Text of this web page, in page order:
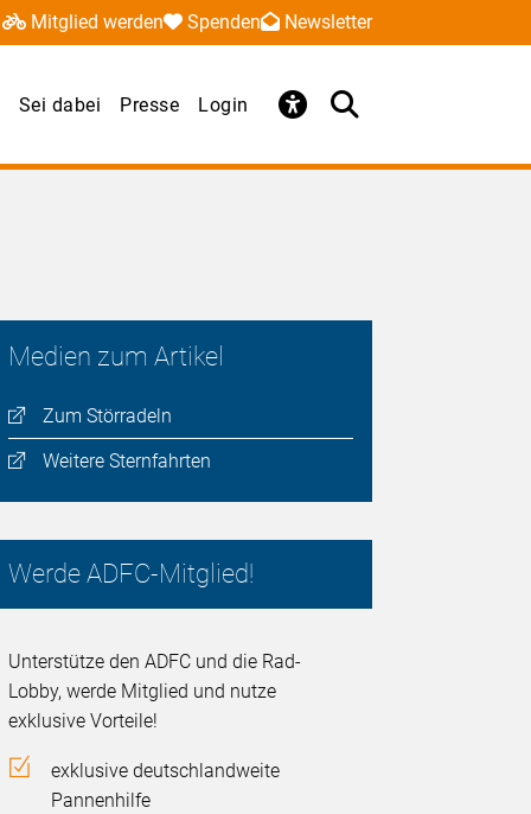
Mitglied werden Spenden Newsletter
Sei dabei Presse Login
Medien zum Artikel
Zum Störradeln
Weitere Sternfahrten
Werde ADFC-Mitglied!
Unterstütze den ADFC und die Rad-
Lobby, werde Mitglied und nutze
exklusive Vorteile!
exklusive deutschlandweite
Pannenhilfe